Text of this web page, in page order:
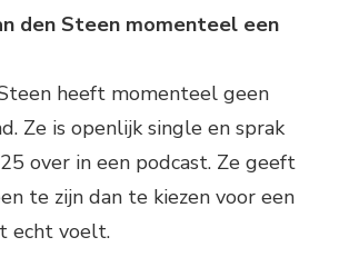
den Steen momenteel een
heeft momenteel geen
Ze is openlijk single en sprak
over in een podcast. Ze geeft
te zijn dan te kiezen voor een
echt voelt.